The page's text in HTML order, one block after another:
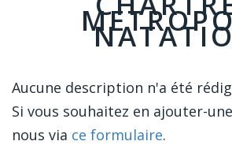
Aucune description n'a été
Si vous souhaitez en ajouter-
nous via ce formulaire.